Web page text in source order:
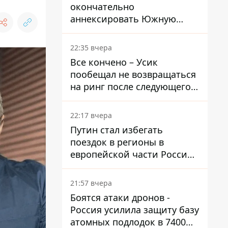
окончательно
аннексировать Южную
Осетию – страны НАТО
обеспокоены
22:35 вчера
Все кончено – Усик
пообещал не возвращаться
на ринг после следующего
боя
22:17 вчера
Путин стал избегать
поездок в регионы в
европейской части России,
куда регулярно долетают
дроны
21:57 вчера
Боятся атаки дронов -
Россия усилила защиту базу
атомных подлодок в 7400